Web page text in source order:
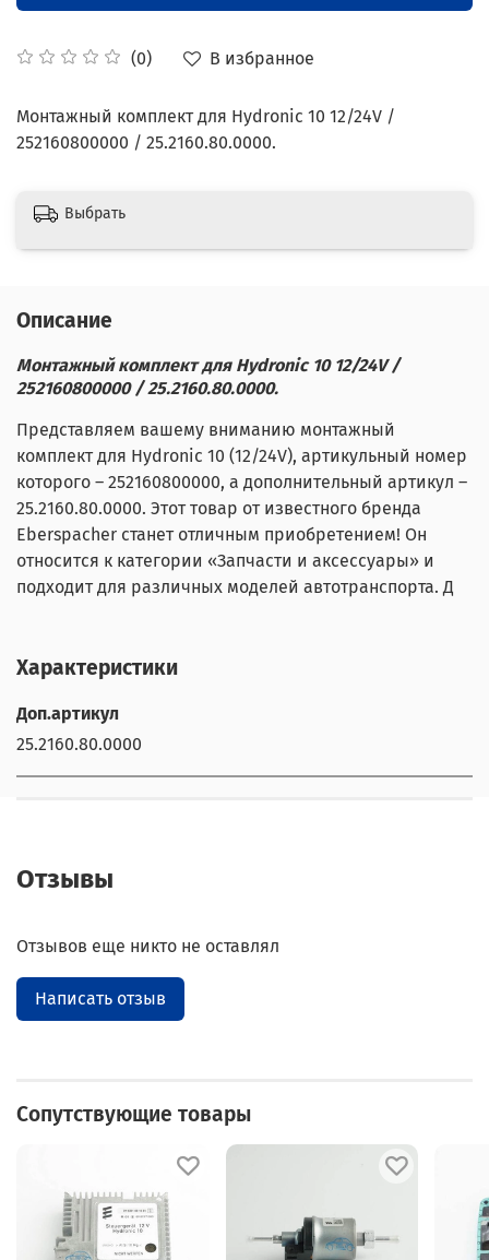
(0) В избранное
Монтажный комплект для Hydronic 10 12/24V /
252160800000 / 25.2160.80.0000.
Выбрать
Описание
Монтажный комплект для Hydronic 10 12/24V /
252160800000 / 25.2160.80.0000.
Представляем вашему вниманию монтажный
комплект для Hydronic 10 (12/24V), артикульный номер
которого – 252160800000, а дополнительный артикул –
25.2160.80.0000. Этот товар от известного бренда
Eberspacher станет отличным приобретением! Он
относится к категории «Запчасти и аксессуары» и
подходит для различных моделей автотранспорта. Д
Характеристики
Доп.артикул
25.2160.80.0000
Отзывы
Отзывов еще никто не оставлял
Написать отзыв
Сопутствующие товары